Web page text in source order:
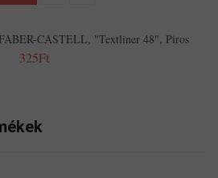
CASTELL, "Textliner 48", Piros
325Ft